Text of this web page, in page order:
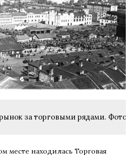
за торговыми рядами. Фото
месте находилась Торговая